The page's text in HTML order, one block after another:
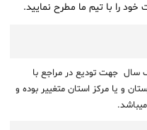
را با تیم ما مطرح نمایید.
سال جهت تودیع در مراجع با
و یا مرکز استان متغییر بوده و